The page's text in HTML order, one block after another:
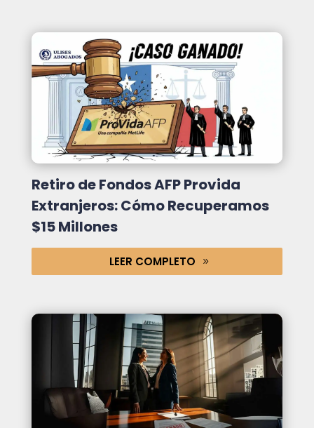
Retiro de Fondos AFP Provida
Extranjeros: Cómo Recuperamos
$15 Millones
LEER COMPLETO